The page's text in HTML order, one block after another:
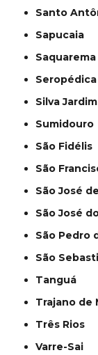
Santo
Sapucaia
Saquarema
Seropédica
Silva Jardim
Sumidouro
São Fidélis
São
São José
São José
São Pedro
São
Tanguá
Trajano de
Três Rios
Varre-Sai